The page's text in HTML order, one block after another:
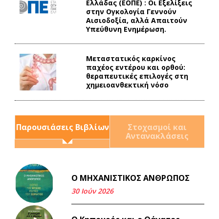
Ελλάδας (ΕΟΠΕ) : Οι Εξελίξεις
στην Ογκολογία Γεννούν
Αισιοδοξία, αλλά Απαιτούν
Υπεύθυνη Ενημέρωση.
Mεταστατικός καρκίνος
παχέος εντέρου και ορθού:
θεραπευτικές επιλογές στη
χημειοανθεκτική νόσο
Παρουσιάσεις Βιβλίων
Στοχασμοί και
Αντανακλάσεις
Ο ΜΗΧΑΝΙΣΤΙΚΟΣ ΑΝΘΡΩΠΟΣ
30 Ιούν 2026
Και τα λεφτά ξαναγυρίζουν
σε σένα.